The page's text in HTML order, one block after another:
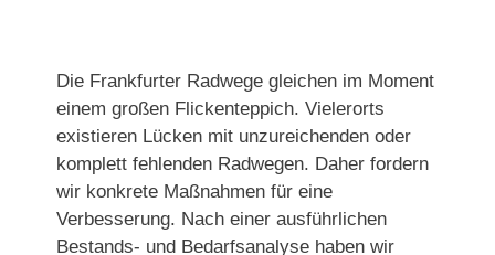
Die Frankfurter Radwege gleichen im Moment
einem großen Flickenteppich. Vielerorts
existieren Lücken mit unzureichenden oder
komplett fehlenden Radwegen. Daher fordern
wir konkrete Maßnahmen für eine
Verbesserung. Nach einer ausführlichen
Bestands- und Bedarfsanalyse haben wir